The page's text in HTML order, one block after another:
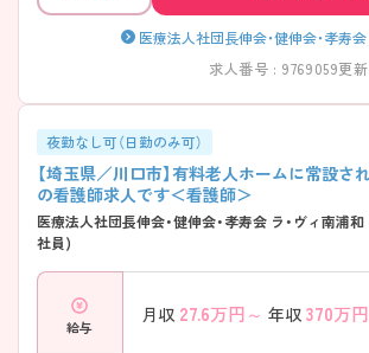
医療法人社団長伸会・健伸会・孝寿
求人番号 : 9769059更
夜勤なし可（日勤のみ可）
【埼玉県／川口市】有料老人ホームに常設さ
の看護師求人です＜看護師＞
医療法人社団長伸会・健伸会・孝寿会 ラ・ヴィ南浦
社員)
給与
月収 27.6万円～ 年収 370万